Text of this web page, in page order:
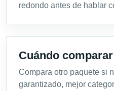
redondo antes de hablar
Cuándo
Compara otro paquete si
garantizado, mejor